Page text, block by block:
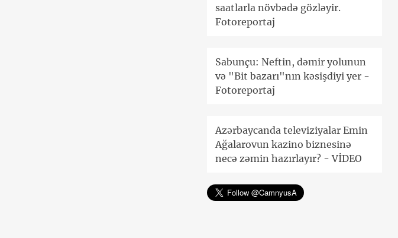
saatlarla növbədə gözləyir.
Fotoreportaj
Sabunçu: Neftin, dəmir yolunun
və "Bit bazarı"nın kəsişdiyi yer -
Fotoreportaj
Azərbaycanda televiziyalar Emin
Ağalarovun kazino biznesinə
necə zəmin hazırlayır? - VİDEO